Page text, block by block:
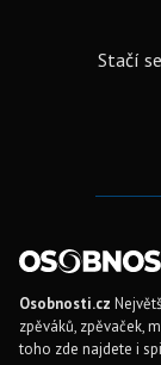
Stačí
Osobnosti.cz
zpěváků, zpěvaček,
toho zde najdete i